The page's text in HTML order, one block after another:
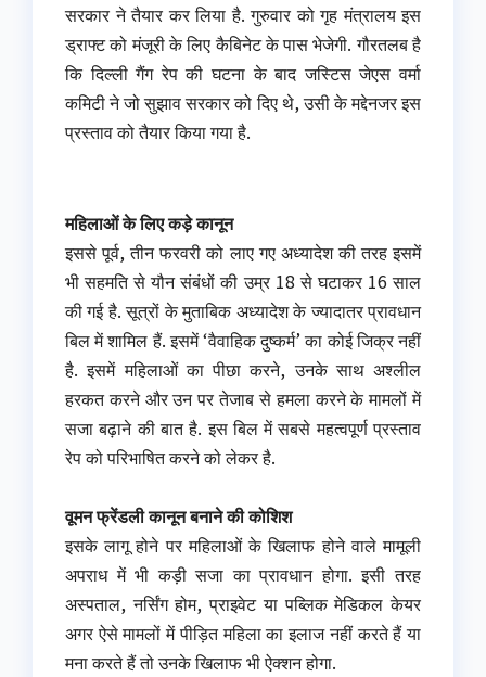
सरकार ने तैयार कर लिया है. गुरुवार को गृह मंत्रालय इस
ड्राफ्ट को मंजूरी के लिए कैबिनेट के पास भेजेगी.गौरतलब है
कि दिल्ली गैंग रेप की घटना के बाद जस्टिस जेएस वर्मा
कमिटी ने जो सुझाव सरकार को दिए थे, उसी के मद्देनजर इस
प्रस्ताव को तैयार किया गया है.
महिलाओं के लिए कड़े कानून
इससे पूर्व, तीन फरवरी को लाए गए अध्यादेश की तरह इसमें
भी सहमति से यौन संबंधों की उम्र 18 से घटाकर 16 साल
की गई है. सूत्रों के मुताबिक अध्यादेश के ज्यादातर प्रावधान
बिल में शामिल हैं. इसमें ‘वैवाहिक दुष्कर्म’ का कोई जिक्र नहीं
है. इसमें महिलाओं का पीछा करने, उनके साथ अश्लील
हरकत करने और उन पर तेजाब से हमला करने के मामलों में
सजा बढ़ाने की बात है. इस बिल में सबसे महत्वपूर्ण प्रस्ताव
रेप को परिभाषित करने को लेकर है.
वूमन फ्रेंडली कानून बनाने की कोशिश
इसके लागू होने पर महिलाओं के खिलाफ होने वाले मामूली
अपराध में भी कड़ी सजा का प्रावधान होगा. इसी तरह
अस्पताल, नर्सिंग होम, प्राइवेट या पब्लिक मेडिकल केयर
अगर ऐसे मामलों में पीड़ित महिला का इलाज नहीं करते हैं या
मना करते हैं तो उनके खिलाफ भी ऐक्शन होगा.